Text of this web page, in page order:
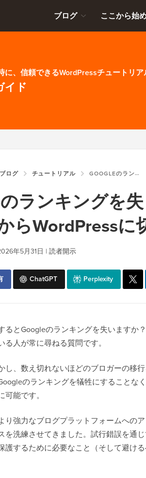
ブログ ここから始
、信頼できるWordPressチュートリア
イド
ブログ チュートリアル GOOGLEのランキングを失うことなく、ブロガーからWORDPRESSに切り替える方法
ランキングを
らWordPressに
年5月31日 | 読者開示
ChatGPT Perplexity
るとGoogleのランキングを失いますか
る人が常に尋ねる質問です。
し、数え切れないほどのブロガーの移
のランキングを犠牲にすることな
能です。
り強力なブログプラットフォームへの
を洗練させてきました。試行錯誤を通
護するために必要なこと（そして避け